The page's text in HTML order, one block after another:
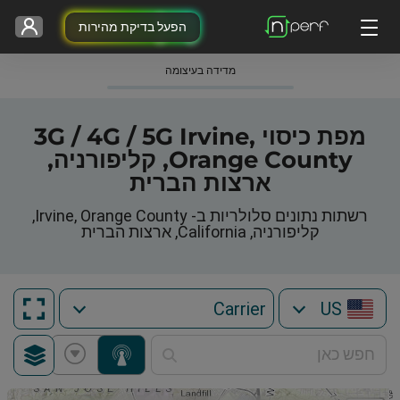
הפעל בדיקת מהירות
מדידה בעיצומה
מפת כיסוי 3G / 4G / 5G Irvine,
Orange County, קליפורניה,
ארצות הברית
רשתות נתונים סלולריות ב- Irvine, Orange County,
קליפורניה, California, ארצות הברית
US